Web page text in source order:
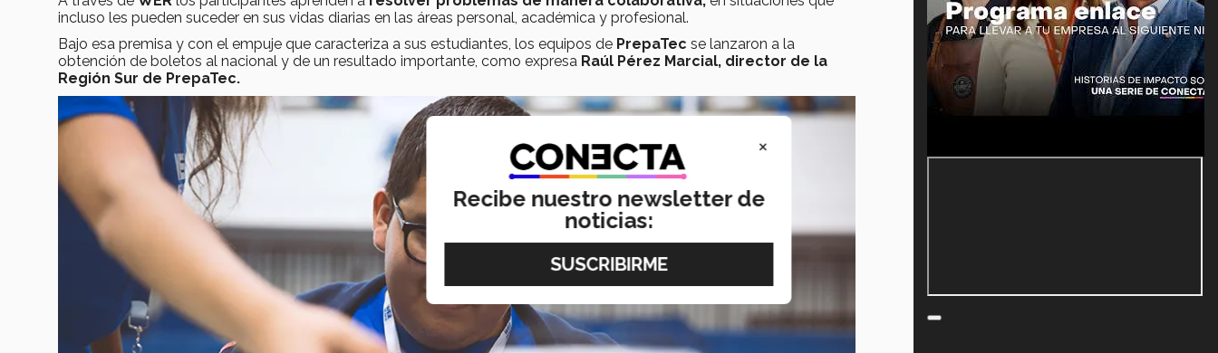
incluso les pueden suceder en sus vidas diarias en las áreas personal, académica y profesional.
Bajo esa premisa y con el empuje que caracteriza a sus estudiantes, los equipos de PrepaTec se lanzaron a la
obtención de boletos al nacional y de un resultado importante, como expresa Raúl Pérez Marcial, director de la
Región Sur de PrepaTec.
×
Recibe nuestro newsletter de
noticias: